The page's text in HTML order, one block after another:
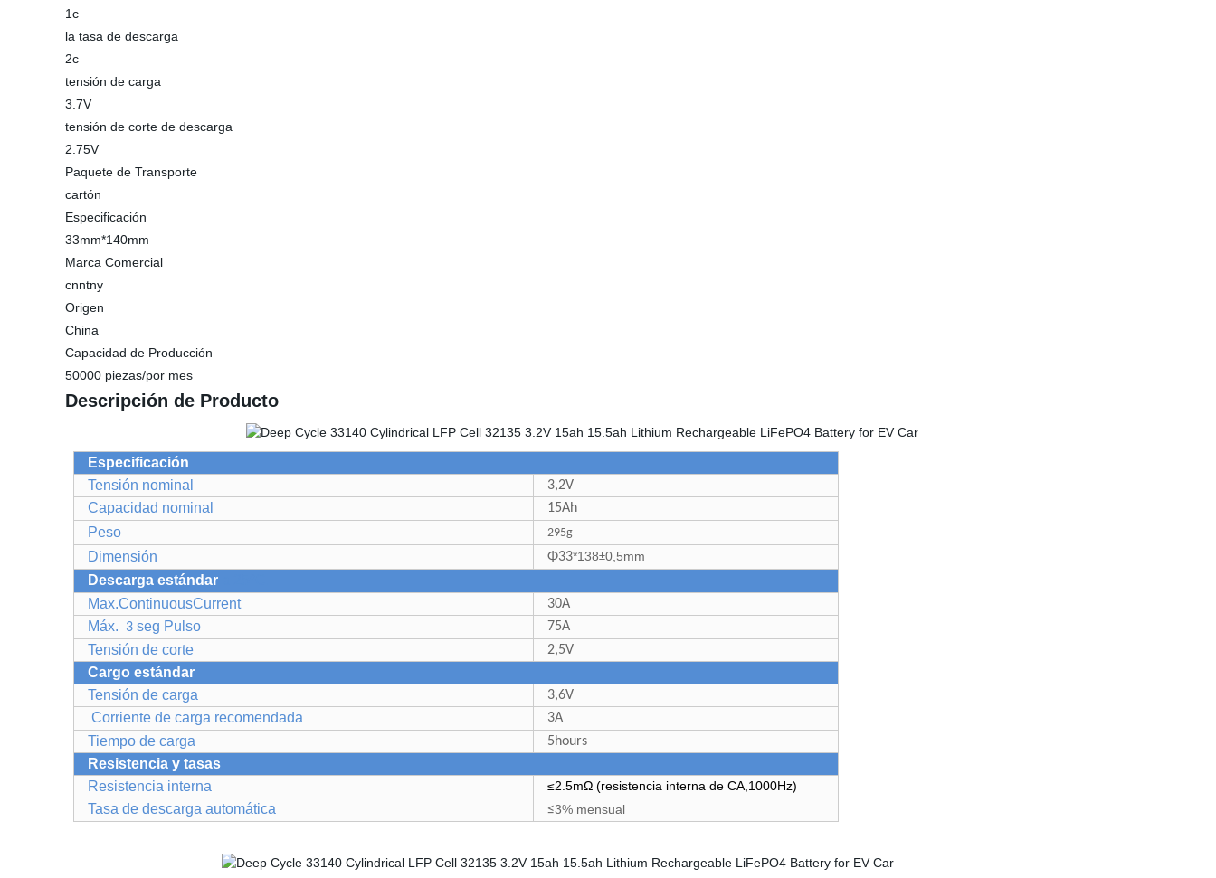
1c
la tasa de descarga
2c
tensión de carga
3.7V
tensión de corte de descarga
2.75V
Paquete de Transporte
cartón
Especificación
33mm*140mm
Marca Comercial
cnntny
Origen
China
Capacidad de Producción
50000 piezas/por mes
Descripción de Producto
Especificación
Tensión nominal
3,2V
Capacidad nominal 15Ah
Peso 295g
Dimensión Φ33*138±0,5mm
Descarga estándar
Max.ContinuousCurrent
30A
Máx. 3 seg Pulso 75A
Tensión de corte 2,5V
Cargo estándar
Tensión de carga
3,6V
Corriente de carga recomendada 3A
Tiempo de carga 5hours
Resistencia y tasas
Resistencia interna
≤2.5mΩ (resistencia interna de CA 1000Hz)
Tasa de descarga automática ≤3% mensual